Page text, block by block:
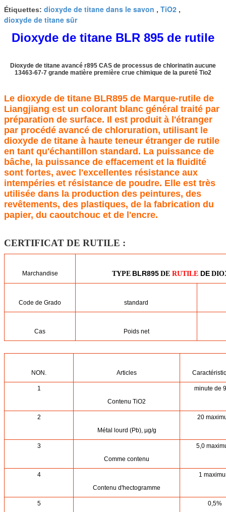
Étiquettes: dioxyde de titane dans le savon , TiO2 ,
dioxyde de titane sûr
Dioxyde de titane BLR 895 de rutile
Dioxyde de titane avancé r895 CAS de processus de chlorinatin aucune
13463-67-7 grande matière première crue chimique de la pureté Tio2
Le dioxyde de titane BLR895 de Marque-rutile de
Liangjiang est un colorant blanc général traité par
préparation de surface. Il est produit à l'étranger
par procédé avancé de chloruration, utilisant le
dioxyde de titane à haute teneur étranger de rutile
en tant qu'échantillon standard. La puissance de
bâche, la puissance de effacement et la fluidité
sont fortes, avec l'excellentes résistance aux
intempéries et résistance de poudre. Elle est très
utilisée dans la production des peintures, des
revêtements, des plastiques, de la fabrication du
papier, du caoutchouc et de l'encre.
CERTIFICAT DE RUTILE :
Marchandise TYPE BLR895 DE RUTILE DE
Code de Grado standard
Cas Poids net
NON. Articles
1
Contenu TiO2
minute de
2
Métal lourd (Pb), µg/g
20
3
Comme contenu
5,0
4
Contenu d'hectogramme
1
5
0,5%